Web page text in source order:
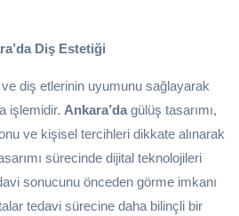
Diş Estetiği
ve diş etlerinin uyumunu sağlayarak
işlemidir. Ankara’da gülüş tasarımı,
ve kişisel tercihleri dikkate alınarak
sürecinde dijital teknolojileri
sonucunu önceden görme imkanı
tedavi sürecine daha bilinçli bir